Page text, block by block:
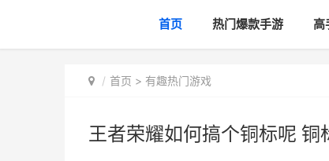
首页 热门爆款手游 高
首页 > 有趣热门游戏
王者荣耀如何搞个铜标呢 铜